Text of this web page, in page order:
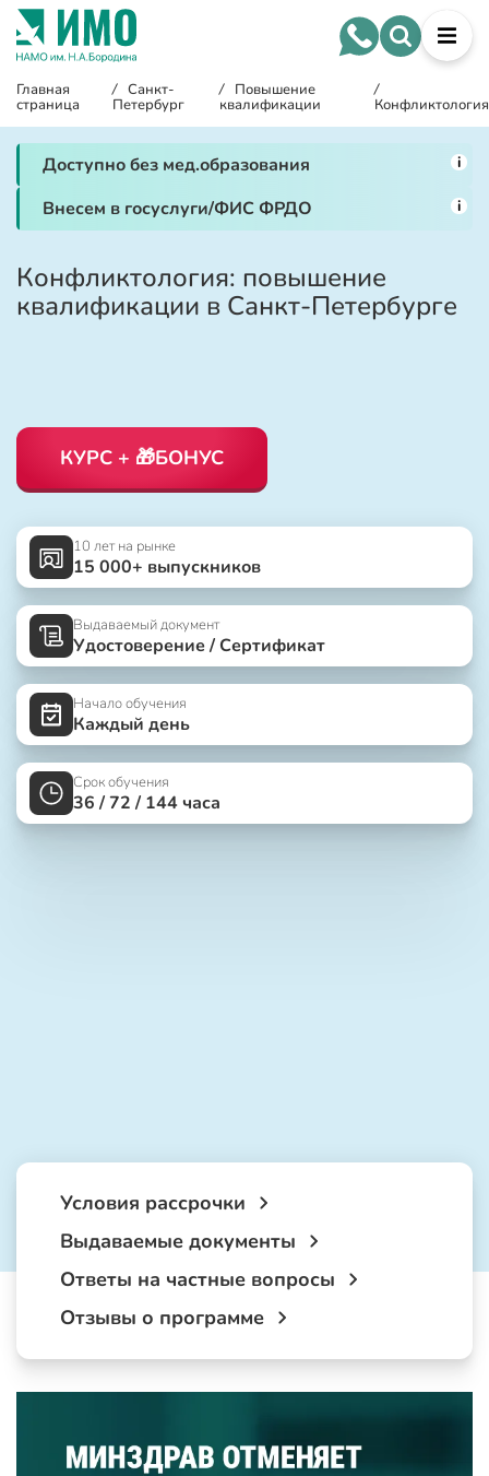
Главная
страница
/ Санкт-
Петербург
/ Повышение
квалификации
/
Конфликтология
Доступно без мед.образования i
Внесем в госуслуги/ФИС ФРДО i
Конфликтология: повышение
квалификации в Санкт-Петербурге
КУРС + 🎁БОНУС
10 лет на рынке
15 000+ выпускников
Выдаваемый документ
Удостоверение / Сертификат
Начало обучения
Каждый день
Срок обучения
36 / 72 / 144 часа
Условия рассрочки
Выдаваемые документы
Ответы на частные вопросы
Отзывы о программе